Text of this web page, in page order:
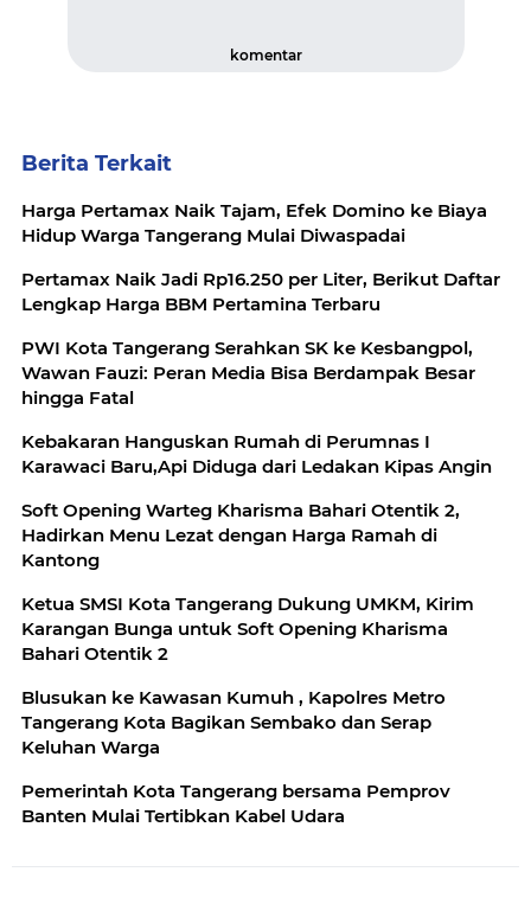
komentar
Berita Terkait
Harga Pertamax Naik Tajam, Efek Domino ke Biaya
Hidup Warga Tangerang Mulai Diwaspadai
Pertamax Naik Jadi Rp16.250 per Liter, Berikut Daftar
Lengkap Harga BBM Pertamina Terbaru
PWI Kota Tangerang Serahkan SK ke Kesbangpol,
Wawan Fauzi: Peran Media Bisa Berdampak Besar
hingga Fatal
Kebakaran Hanguskan Rumah di Perumnas I
Karawaci Baru,Api Diduga dari Ledakan Kipas Angin
Soft Opening Warteg Kharisma Bahari Otentik 2,
Hadirkan Menu Lezat dengan Harga Ramah di
Kantong
Ketua SMSI Kota Tangerang Dukung UMKM, Kirim
Karangan Bunga untuk Soft Opening Kharisma
Bahari Otentik 2
Blusukan ke Kawasan Kumuh , Kapolres Metro
Tangerang Kota Bagikan Sembako dan Serap
Keluhan Warga
Pemerintah Kota Tangerang bersama Pemprov
Banten Mulai Tertibkan Kabel Udara